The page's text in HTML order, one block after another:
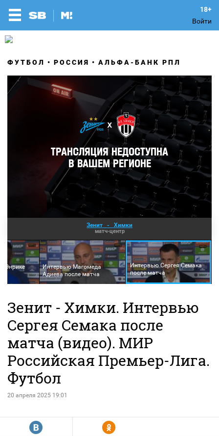
Войти
ФУТБОЛ РОССИЯ АЛЬФА-БАНК РПЛ
Зенит - Химки
матч-центр
Энрике
Интервью Магомеда
Адиева после матча
Интервью Сергея Семака
после матча
Зенит - Химки. Интервью
Сергея Семака после
матча (видео). МИР
Российская Премьер-Лига.
Футбол
20 апреля 2025 19:01
R Y